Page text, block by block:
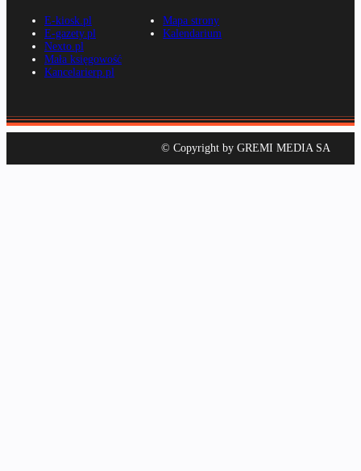
E-kiosk.pl
E-gazety.pl
Nexto.pl
Mała księgowość
Kancelarierp.pl
Mapa strony
Kalendarium
© Copyright by GREMI MEDIA SA